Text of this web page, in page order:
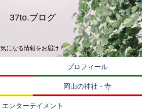
37to.ブログ
気になる情報をお届け！
プロフィール
岡山の神社・寺
エンターテイメント